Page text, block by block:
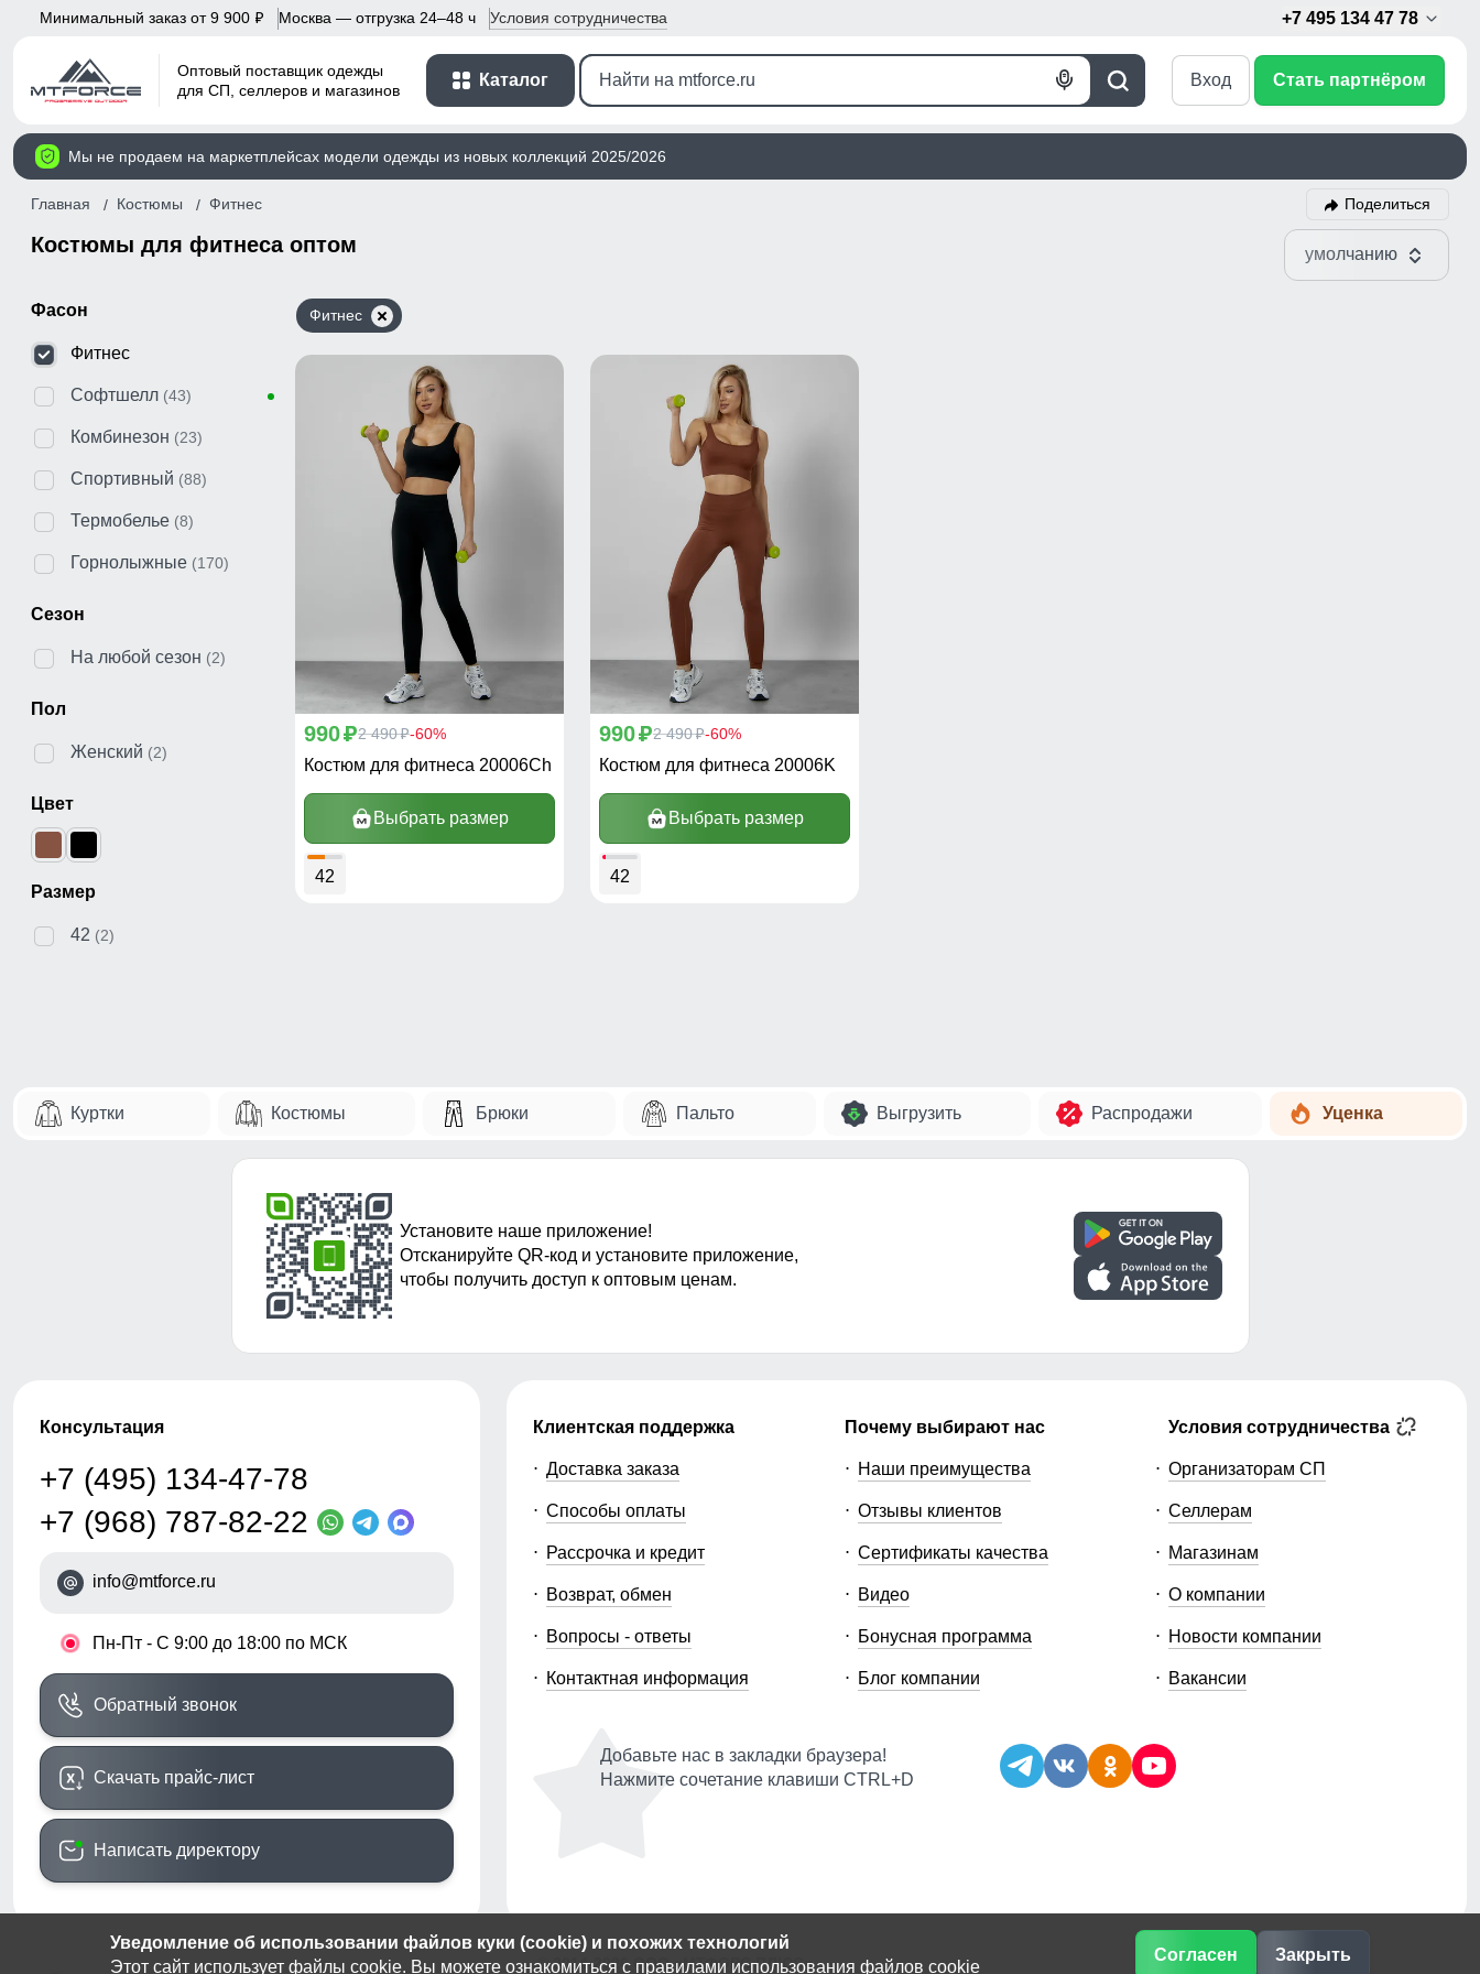
Уведомление об использовании файлов куки (cookie) и похожих технологий
Этот сайт использует файлы cookie. Вы можете ознакомиться с правилами использования файлов cookie
Согласен Закрыть
Минимальный заказ от 9 900 p Москва — отгрузка 24–48 ч Условия сотрудничества +7 495 134 47 78
Оптовый поставщик одежды
для СП, селлеров и магазинов
Каталог
Поиск
Голосовой
Вход Стать партнёром
Мы не продаем на маркетплейсах модели одежды из новых коллекций 2025/2026
Главная Костюмы Фитнес Поделиться
Костюмы для фитнеса оптом умолчанию
Фасон
Фитнес
Софтшелл (43)
Комбинезон (23)
Спортивный (88)
Термобелье (8)
Горнолыжные (170)
Сезон
На любой сезон (2)
Пол
Женский (2)
Цвет
Размер
42 (2)
Фитнес
990p2 490p-60%
Костюм для фитнеса 20006Ch
Выбрать размер
42
990p2 490p-60%
Костюм для фитнеса 20006K
Выбрать размер
42
Куртки Костюмы Брюки Пальто Выгрузить Распродажи Уценка
Установите наше приложение!
Отсканируйте QR-код и установите приложение,
чтобы получить доступ к оптовым ценам.
Консультация
+7 (495) 134-47-78
+7 (968) 787-82-22
info@mtforce.ru
• Пн-Пт - С 9:00 до 18:00 по МСК
Обратный звонок
Скачать прайс-лист
Написать директору
Клиентская поддержка
Доставка заказа
Способы оплаты
Рассрочка и кредит
Возврат, обмен
Вопросы - ответы
Контактная информация
Почему выбирают нас
Наши преимущества
Отзывы клиентов
Сертификаты качества
Видео
Бонусная программа
Блог компании
Условия сотрудничества
Организаторам СП
Селлерам
Магазинам
О компании
Новости компании
Вакансии
Добавьте нас в закладки браузера!
Нажмите сочетание клавиши CTRL+D
© 2014-2026 ООО «МТФОРС ПЛЮС»